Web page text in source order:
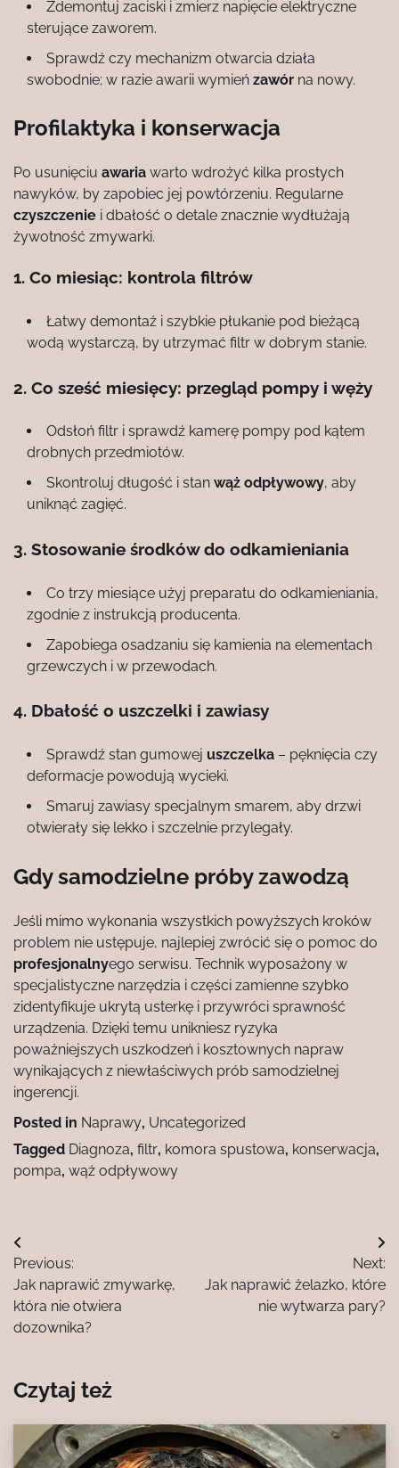
Zdemontuj zaciski i zmierz napięcie elektryczne
sterujące zaworem.
Sprawdź czy mechanizm otwarcia działa
swobodnie; w razie awarii wymień zawór na nowy.
Profilaktyka i konserwacja
Po usunięciu awaria warto wdrożyć kilka prostych
nawyków, by zapobiec jej powtórzeniu. Regularne
czyszczenie i dbałość o detale znacznie wydłużają
żywotność zmywarki.
1. Co miesiąc: kontrola filtrów
Łatwy demontaż i szybkie płukanie pod bieżącą
wodą wystarczą, by utrzymać filtr w dobrym stanie.
2. Co sześć miesięcy: przegląd pompy i węży
Odsłoń filtr i sprawdź kamerę pompy pod kątem
drobnych przedmiotów.
Skontroluj długość i stan wąż odpływowy, aby
uniknąć zagięć.
3. Stosowanie środków do odkamieniania
Co trzy miesiące użyj preparatu do odkamieniania,
zgodnie z instrukcją producenta.
Zapobiega osadzaniu się kamienia na elementach
grzewczych i w przewodach.
4. Dbałość o uszczelki i zawiasy
Sprawdź stan gumowej uszczelka – pęknięcia czy
deformacje powodują wycieki.
Smaruj zawiasy specjalnym smarem, aby drzwi
otwierały się lekko i szczelnie przylegały.
Gdy samodzielne próby zawodzą
Jeśli mimo wykonania wszystkich powyższych kroków
problem nie ustępuje, najlepiej zwrócić się o pomoc do
profesjonalnyego serwisu. Technik wyposażony w
specjalistyczne narzędzia i części zamienne szybko
zidentyfikuje ukrytą usterkę i przywróci sprawność
urządzenia. Dzięki temu unikniesz ryzyka
poważniejszych uszkodzeń i kosztownych napraw
wynikających z niewłaściwych prób samodzielnej
ingerencji.
Posted in Naprawy, Uncategorized
Tagged Diagnoza, filtr, komora spustowa, konserwacja,
pompa, wąż odpływowy
Nawigacja
wpisu
Previous:
Jak naprawić zmywarkę,
która nie otwiera
dozownika?
Next:
Jak naprawić żelazko, które
nie wytwarza pary?
Czytaj też